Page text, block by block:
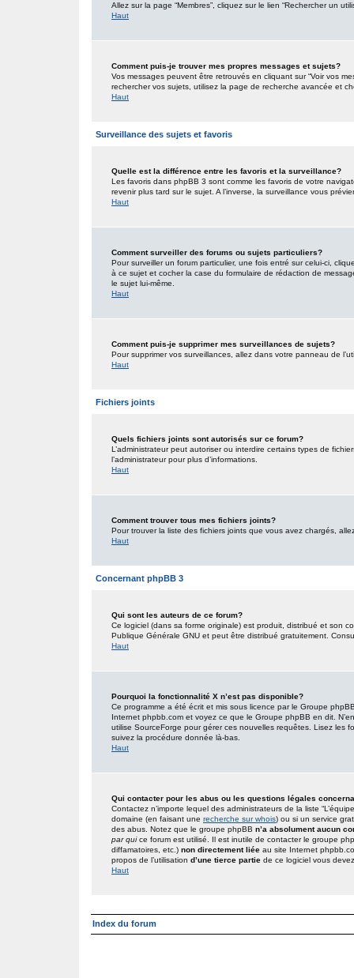
Allez sur la page “Membres”, cliquez sur le lien “Rechercher un
Haut
Comment puis-je trouver mes propres messages et sujets?
Vos messages peuvent être retrouvés en cliquant sur “Voir vos
rechercher vos sujets, utilisez la page de recherche avancée et
Haut
Surveillance des sujets et favoris
Quelle est la différence entre les favoris et la surveillance?
Les favoris dans phpBB 3 sont comme les favoris de votre
revenir plus tard sur le sujet. A l’inverse, la surveillance vous
Haut
Comment surveiller des forums ou sujets particuliers?
Pour surveiller un forum particulier, une fois entré sur celui-ci,
à ce sujet et cocher la case du formulaire de rédaction de
le sujet lui-même.
Haut
Comment puis-je supprimer mes surveillances de sujets?
Pour supprimer vos surveillances, allez dans votre panneau de
Haut
Fichiers joints
Quels fichiers joints sont autorisés sur ce forum?
L’administrateur peut autoriser ou interdire certains types de
l’administrateur pour plus d’informations.
Haut
Comment trouver tous mes fichiers joints?
Pour trouver la liste des fichiers joints que vous avez chargés,
Haut
Concernant phpBB 3
Qui sont les auteurs de ce forum?
Ce logiciel (dans sa forme originale) est produit, distribué et son
Publique Générale GNU et peut être distribué gratuitement.
Haut
Pourquoi la fonctionnalité X n’est pas disponible?
Ce programme a été écrit et mis sous licence par le Groupe
Internet phpbb.com et voyez ce que le Groupe phpBB en dit.
utilise SourceForge pour gérer ces nouvelles requêtes. Lisez les
suivez la procédure donnée là-bas.
Haut
Qui contacter pour les abus ou les questions légales
Contactez n’importe lequel des administrateurs de la liste
domaine (en faisant une recherche sur whois) ou si un service
des abus. Notez que le groupe phpBB n’a absolument aucun
par quice forum est utilisé. Il est inutile de contacter le groupe
diffamatoires, etc.) non directement liée au site Internet
propos de l’utilisation d’une tierce partie de ce logiciel vous
Haut
Index du forum